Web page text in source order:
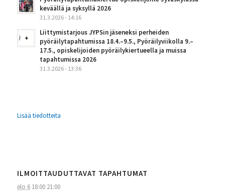
keväällä ja syksyllä 2026
31.3.2026 - 14:16
Liittymistarjous JYPSin jäseneksi perheiden
pyöräilytapahtumissa 18.4.–9.5., Pyöräilyviikolla 9.–
17.5., opiskelijoiden pyöräilykiertueella ja muissa
tapahtumissa 2026
31.3.2026 - 13:36
Lisää tiedotteita
ILMOITTAUDUTTAVAT TAPAHTUMAT
elo 618:00 21:00